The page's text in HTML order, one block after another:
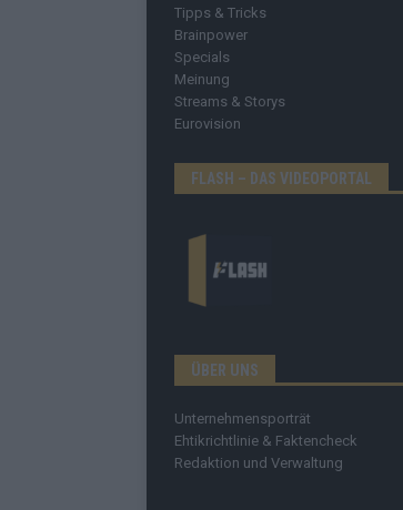
Tipps & Tricks
Brainpower
Specials
Meinung
Streams & Storys
Eurovision
FLASH – DAS VIDEOPORTAL
ÜBER UNS
Unternehmensporträt
Ehtikrichtlinie & Faktencheck
Redaktion und Verwaltung